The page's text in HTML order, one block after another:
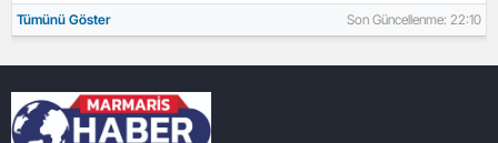
Tümünü Göster Son Güncellenme: 22:10